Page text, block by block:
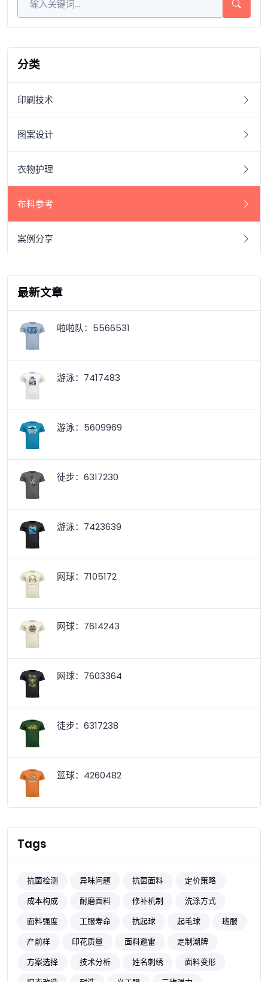
分类
印刷技术
图案设计
衣物护理
布料参考
案例分享
最新文章
啦啦队：5566531
游泳：7417483
游泳：5609969
徒步：6317230
游泳：7423639
网球：7105172
网球：7614243
网球：7603364
徒步：6317238
篮球：4260482
Tags
抗菌检测 异味问题 抗菌面料
定价策略
成本构成
耐磨面料 修补机制
洗涤方式
面料强度
工服寿命 抗起球 起毛球
班服
产前样
印花质量 面料避雷
定制潮牌
方案选择
技术分析 姓名刺绣
面料变形